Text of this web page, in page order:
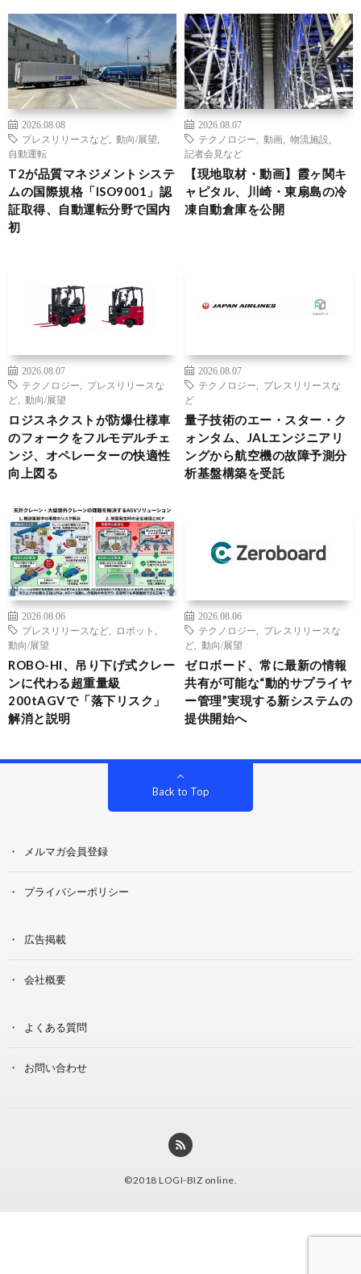
2026.08.08
プレスリリースなど
動向/展望
自動運転
T2が品質マネジメントシステ
ムの国際規格「ISO9001」認
証取得、自動運転分野で国内
初
2026.08.07
テクノロジー
動画 物流施設
記者会見など
【現地取材・動画】霞ヶ関キ
ャピタル、川崎・東扇島の冷
凍自動倉庫を公開
2026.08.07
テクノロジー
プレスリリースな
ど
動向/展望
ロジスネクストが防爆仕様車
のフォークをフルモデルチェ
ンジ、オペレーターの快適性
向上図る
2026.08.07
テクノロジー
プレスリリースな
ど
量子技術のエー・スター・ク
ォンタム、JALエンジニアリ
ングから航空機の故障予測分
析基盤構築を受託
2026.08.06
プレスリリースなど
ロボット
動向/展望
ROBO-HI、吊り下げ式クレー
ンに代わる超重量級
200tAGVで「落下リスク」
解消と説明
2026.08.06
テクノロジー
プレスリリースな
ど
動向/展望
ゼロボード、常に最新の情報
共有が可能な“動的サプライヤ
ー管理”実現する新システムの
提供開始へ
Back to Top
メルマガ会員登録
プライバシーポリシー
広告掲載
会社概要
よくある質問
お問い合わせ
©2018 LOGI-BIZ online.